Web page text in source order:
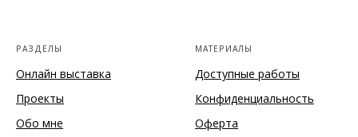
РАЗДЕЛЫ
Онлайн выставка
Проекты
Обо мне
МАТЕРИАЛЫ
Доступные работы
Конфиденциальность
Оферта